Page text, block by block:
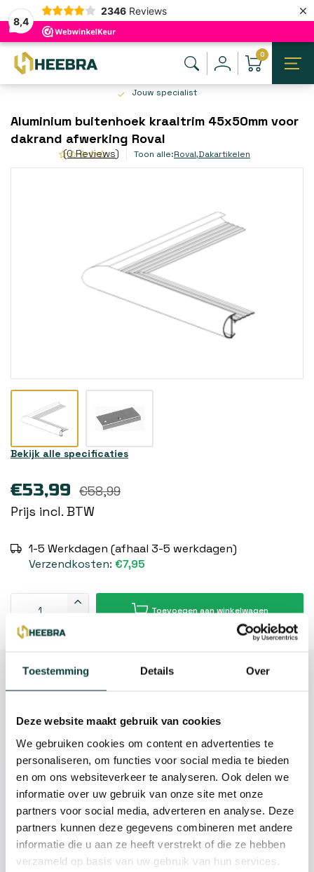
Toestemming Details Over
Deze website maakt gebruik van cookies
We gebruiken cookies om content en advertenties te
personaliseren, om functies voor social media te bieden
en om ons websiteverkeer te analyseren. Ook delen we
informatie over uw gebruik van onze site met onze
partners voor social media, adverteren en analyse. Deze
partners kunnen deze gegevens combineren met andere
informatie die u aan ze heeft verstrekt of die ze hebben
verzameld op basis van uw gebruik van hun services.
8,4
2346 Reviews ×
0
Jouw specialist
Aluminium buitenhoek kraaltrim 45x50mm voor
dakrand afwerking Roval
(0 Reviews) Toon alle:Roval,Dakartikelen
Bekijk alle specificaties
€53,99 €58,99
Prijs incl. BTW
1-5 Werkdagen (afhaal 3-5 werkdagen)
Verzendkosten: €7,95
Toevoegen aan winkelwagen
Beschrijving
Specificaties
Kunnen we je helpen?
085-2121757
info@heebra.com